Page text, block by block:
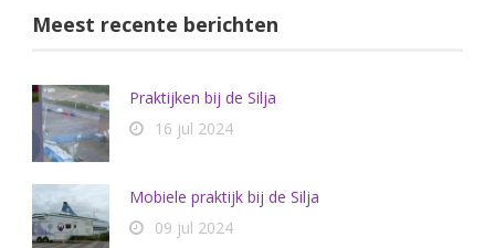
Meest recente berichten
Praktijken bij de Silja
16 jul 2024
Mobiele praktijk bij de Silja
09 jul 2024